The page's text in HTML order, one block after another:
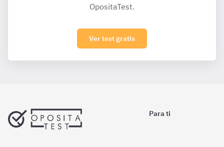
OpositaTest.
Ver test gratis
Para ti